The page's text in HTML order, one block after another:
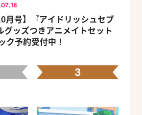
月号】『アイドリッシュセブ
グッズつきアニメイトセット
ク予約受付中！
3